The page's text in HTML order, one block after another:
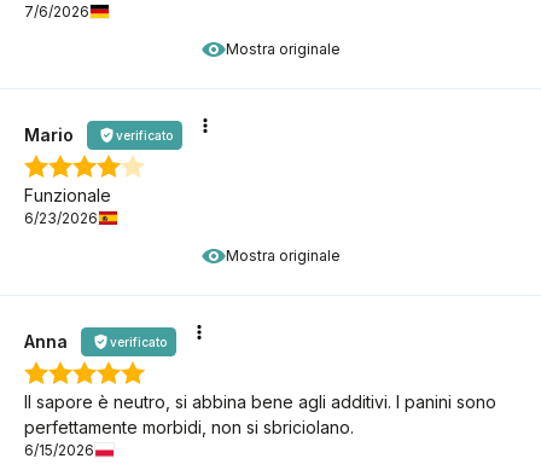
Mostra originale
7/6/2026
Mostra originale
Mario verificato
Funzionale
6/23/2026
Anna verificato
Il sapore è neutro, si abbina bene agli additivi. I panini sono
perfettamente morbidi, non si sbriciolano.
6/15/2026